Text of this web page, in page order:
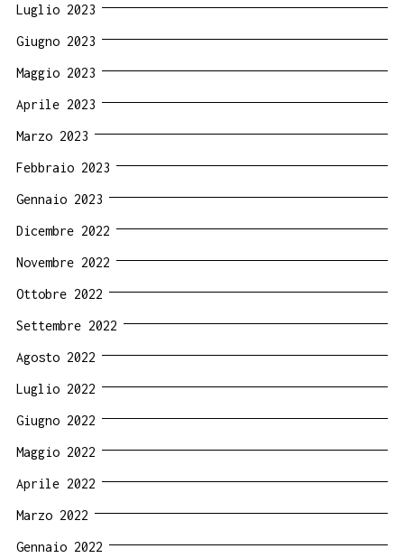
Luglio 2023
Giugno 2023
Maggio 2023
Aprile 2023
Marzo 2023
Febbraio 2023
Gennaio 2023
Dicembre 2022
Novembre 2022
Ottobre 2022
Settembre 2022
Agosto 2022
Luglio 2022
Giugno 2022
Maggio 2022
Aprile 2022
Marzo 2022
Gennaio 2022